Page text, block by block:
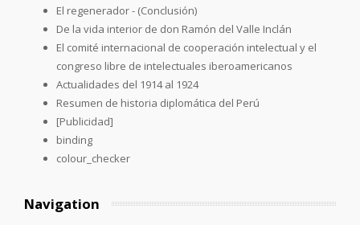
El regenerador - (Conclusión)
De la vida interior de don Ramón del Valle Inclán
El comité internacional de cooperación intelectual y el
congreso libre de intelectuales iberoamericanos
Actualidades del 1914 al 1924
Resumen de historia diplomática del Perú
[Publicidad]
binding
colour_checker
Navigation